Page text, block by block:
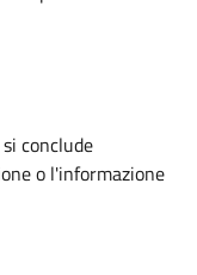
conclude
o l'informazione